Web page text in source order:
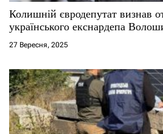
с
і
в
Колишній євродепутат визнав
українського екснардепа
27 Вересня, 2025